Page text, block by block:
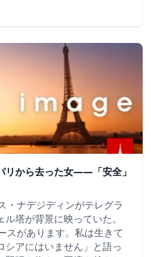
リから去った女——「安全」
・ナデジディンがテレグラ
塔が背景に映っていた。
スがあります。私は生きて
シアにはいません」と語っ